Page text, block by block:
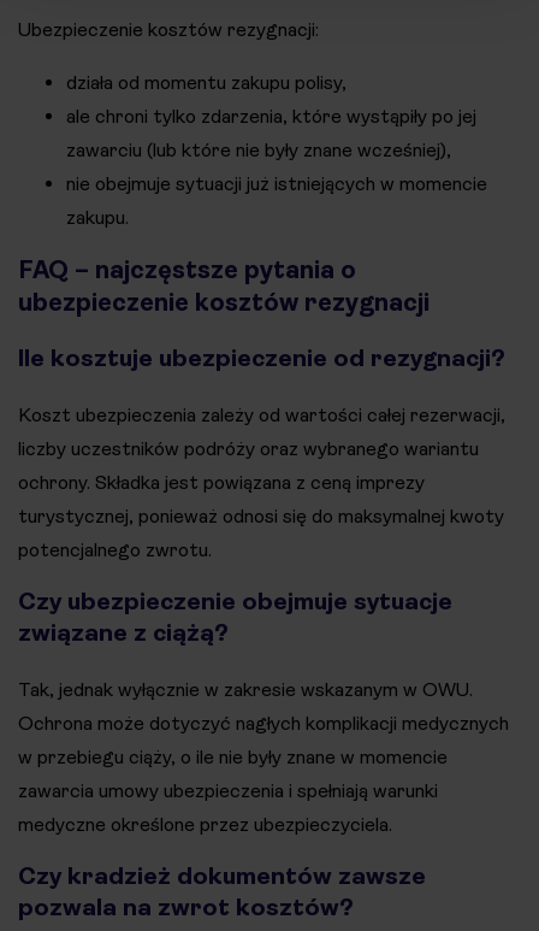
Ubezpieczenie kosztów rezygnacji:
działa od momentu zakupu polisy,
ale chroni tylko zdarzenia, które wystąpiły po jej
zawarciu (lub które nie były znane wcześniej),
nie obejmuje sytuacji już istniejących w momencie
zakupu.
FAQ – najczęstsze pytania o
ubezpieczenie kosztów rezygnacji
Ile kosztuje ubezpieczenie od rezygnacji?
Koszt ubezpieczenia zależy od wartości całej rezerwacji,
liczby uczestników podróży oraz wybranego wariantu
ochrony. Składka jest powiązana z ceną imprezy
turystycznej, ponieważ odnosi się do maksymalnej kwoty
potencjalnego zwrotu.
Czy ubezpieczenie obejmuje sytuacje
związane z ciążą?
Tak, jednak wyłącznie w zakresie wskazanym w OWU.
Ochrona może dotyczyć nagłych komplikacji medycznych
w przebiegu ciąży, o ile nie były znane w momencie
zawarcia umowy ubezpieczenia i spełniają warunki
medyczne określone przez ubezpieczyciela.
Czy kradzież dokumentów zawsze
pozwala na zwrot kosztów?